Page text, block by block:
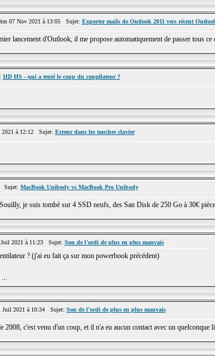
07 Nov 2021 à 13:05 Sujet: Exporter mails de Outlook 2011 vers récent
lancement d'Outlook, il me propose automatiquement de passer tous
HD HS - qui a tenté le coup du congélateur ?
à 12:12 Sujet: Erreur dans les touches clavier
Sujet: MacBook Unibody vs MacBook Pro Unibody
je suis tombé sur 4 SSD neufs, des San Disk de 250 Go à 30€
2021 à 11:23 Sujet: Son de l'ordi de plus en plus mauvais
? (j'ai eu fait ça sur mon powerbook précédent)
...
2021 à 10:34 Sujet: Son de l'ordi de plus en plus mauvais
c'est venu d'un coup, et il n'a eu aucun contact avec un quelconque